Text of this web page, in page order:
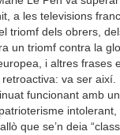
a les televisions
triomf dels obrers,
un triomf contra la
i altres frases
va ser
funcionant amb
que se’n deia